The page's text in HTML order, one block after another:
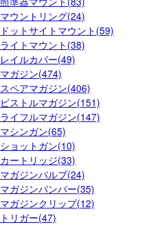
マウントリング(24)
ドットサイトマウント(59)
ライトマウント(38)
レイルカバー(49)
マガジン(474)
スペアマガジン(406)
ピストルマガジン(151)
ライフルマガジン(147)
マシンガン(65)
ショットガン(10)
カートリッジ(33)
マガジンバルブ(24)
マガジンバンパー(35)
マガジンクリップ(12)
トリガー(47)